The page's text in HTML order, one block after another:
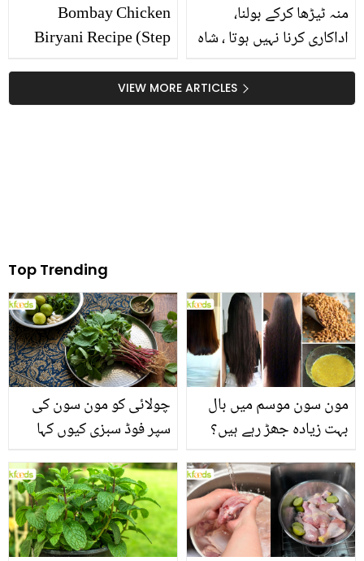
Bombay Chicken
Biryani Recipe (Step
منہ ٹیڑھا کرکے بولنا،
اداکاری کرنا نہیں ہوتا ، شاہ
مائی ری میں عینی کی
بیکار ایکٹنگ پر سوشل
VIEW MORE ARTICLES
Top Trending
چولائی کو مون سون کی
سپر فوڈ سبزی کیوں کہا
منرلز اور اینٹی آکسیڈنٹس
سے بھرپور اس سبزی کے
فائدے
مون سون موسم میں بال
بہت زیادہ جھڑ رہے ہیں؟
بنانے کے چند قدرتی طریقے